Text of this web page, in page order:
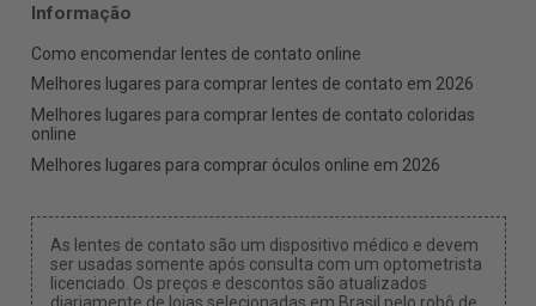
Informação
Como encomendar lentes de contato online
Melhores lugares para comprar lentes de contato em 2026
Melhores lugares para comprar lentes de contato coloridas
online
Melhores lugares para comprar óculos online em 2026
As lentes de contato são um dispositivo médico e devem
ser usadas somente após consulta com um optometrista
licenciado. Os preços e descontos são atualizados
diariamente de lojas selecionadas em Brasil pelo robô de